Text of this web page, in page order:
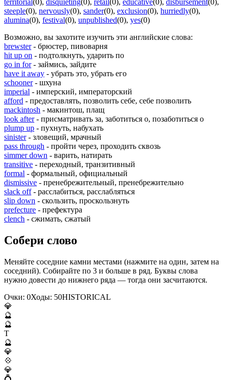
territorial(0), disquieting(0), retail(0), educative(0), disbursement(0),
steeple(0), nervously(0), sander(0), exclusion(0), hurriedly(0),
alumina(0), festival(0), unpublished(0), yes(0)
Возможно, вы захотите изучить эти английские слова:
brewster- брюстер, пивоварня
hit up on - подтолкнуть, ударить по
go in for- займись, зайдите
have it away - убрать это, убрать его
schooner- шхуна
imperial - имперский, императорский
afford - предоставлять, позволить себе, себе позволить
mackintosh - макинтош, плащ
look after- присматривать за, заботиться о, позаботиться о
plump up - пухнуть, набухать
sinister- зловещий, мрачный
pass through - пройти через, проходить сквозь
simmer down - варить, натирать
transitive - переходный, транзитивный
formal - формальный, официальный
dismissive - пренебрежительный, пренебрежительно
slack off- расслабиться, расслабляться
slip down - скользить, проскользнуть
prefecture - префектура
clench - сжимать, сжатый
Собери слово
Меняйте соседние камни местами (нажмите на один, затем на
соседний). Собирайте по 3 и больше в ряд. Буквы слова
нужно довести до нижнего ряда — тогда они засчитаются.
Очки: 0Ходы: 50HISTORICAL
💎
🔮
🔮
T
🔮
💎
💠
💎